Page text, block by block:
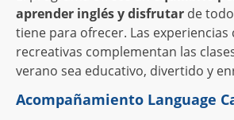
aprender inglés y disfrutar de
tiene para ofrecer. Las experiencias
recreativas complementan las
verano sea educativo, divertido y
Acompañamiento Language